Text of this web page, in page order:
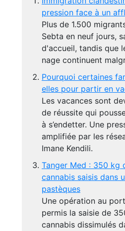
pression face à un
Plus de 1.500
Sebta en neuf jours,
d'accueil, tandis que
nage continuent
Pourquoi certaines
elles pour partir en
Les vacances sont
de réussite qui
à s’endetter. Une
amplifiée par les
Imane Kendili.
Tanger Med : 350 kg
cannabis saisis dans
pastèques
Une opération au
permis la saisie de
cannabis dissimulés